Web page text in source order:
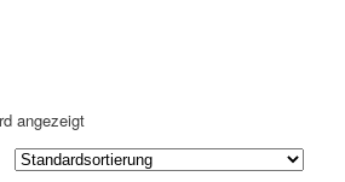
angezeigt